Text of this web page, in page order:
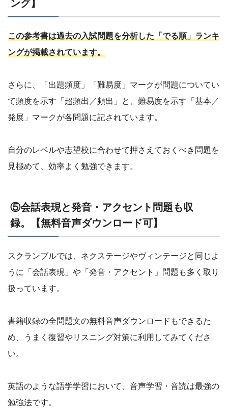
ング】
この参考書は過去の入試問題を分析した「でる順」ランキ
ングが掲載されています。
さらに、「出題頻度」「難易度」マークが問題についてい
て頻度を示す「超頻出／頻出」と、難易度を示す「基本／
発展」マークが各問題に記されています。
自分のレベルや志望校に合わせて押さえておくべき問題を
見極めて、効率よく勉強できます。
⑤会話表現と発音・アクセント問題も収
録。【無料音声ダウンロード可】
スクランブルでは、ネクステージやヴィンテージと同じよ
うに「会話表現」や「発音・アクセント」問題も多く取り
扱っています。
書籍収録の全問題文の無料音声ダウンロードもできるた
め、うまく復習やリスニング対策に利用してみてくださ
い。
英語のような語学学習において、音声学習・音読は最強の
勉強法です。